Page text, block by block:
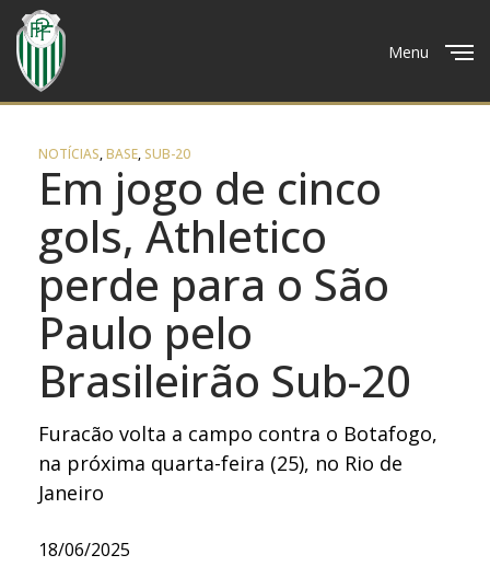
Menu
NOTÍCIAS,BASE, SUB-20
Em jogo de cinco
gols, Athletico
perde para o São
Paulo pelo
Brasileirão Sub-20
Furacão volta a campo contra o Botafogo,
na próxima quarta-feira (25), no Rio de
Janeiro
18/06/2025